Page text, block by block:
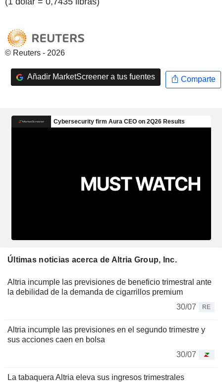
© Reuters - 2026
Añadir MarketScreener a tus fuentes Comparte
Últimas noticias acerca de Altria Group, Inc.
Altria incumple las previsiones de beneficio trimestral ante
la debilidad de la demanda de cigarrillos premium
30/07
RE
Altria incumple las previsiones en el segundo trimestre y
sus acciones caen en bolsa
30/07
La tabaquera Altria eleva sus ingresos trimestrales